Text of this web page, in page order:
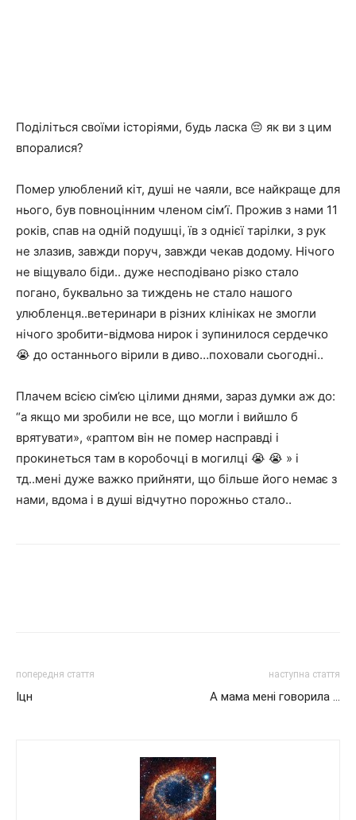
Поділіться своїми історіями, будь ласка 😔 як ви з цим
впоралися?
Помер улюблений кіт, душі не чаяли, все найкраще для
нього, був повноцінним членом сім’ї. Прожив з нами 11
років, спав на одній подушці, їв з однієї тарілки, з рук
не злазив, завжди поруч, завжди чекав додому. Нічого
не віщувало біди.. дуже несподівано різко стало
погано, буквально за тиждень не стало нашого
улюбленця..ветеринари в різних клініках не змогли
нічого зробити-відмова нирок і зупинилося сердечко
😭 до останнього вірили в диво…поховали сьогодні..
Плачем всією сім’єю цілими днями, зараз думки аж до:
“а якщо ми зробили не все, що могли і вийшло б
врятувати», «раптом він не помер насправді і
прокинеться там в коробочці в могилці 😭 😭 » і
тд..мені дуже важко прийняти, що більше його немає з
нами, вдома і в душі відчутно порожньо стало..
попередня стаття
Іцн
наступна стаття
А мама мені говорила …